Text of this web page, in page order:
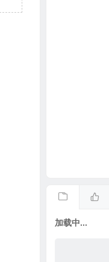
加载中...